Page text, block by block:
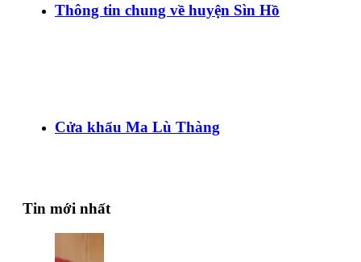
Thông tin chung về huyện Sìn Hồ
Cửa khẩu Ma Lù Thàng
Tin mới nhất